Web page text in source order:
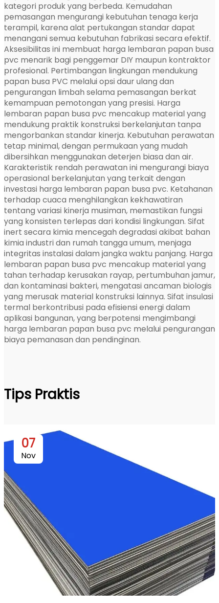
kategori produk yang berbeda. Kemudahan
pemasangan mengurangi kebutuhan tenaga kerja
terampil, karena alat pertukangan standar dapat
menangani semua kebutuhan fabrikasi secara efektif.
Aksesibilitas ini membuat harga lembaran papan busa
pvc menarik bagi penggemar DIY maupun kontraktor
profesional. Pertimbangan lingkungan mendukung
papan busa PVC melalui opsi daur ulang dan
pengurangan limbah selama pemasangan berkat
kemampuan pemotongan yang presisi. Harga
lembaran papan busa pvc mencakup material yang
mendukung praktik konstruksi berkelanjutan tanpa
mengorbankan standar kinerja. Kebutuhan perawatan
tetap minimal, dengan permukaan yang mudah
dibersihkan menggunakan deterjen biasa dan air.
Karakteristik rendah perawatan ini mengurangi biaya
operasional berkelanjutan yang terkait dengan
investasi harga lembaran papan busa pvc. Ketahanan
terhadap cuaca menghilangkan kekhawatiran
tentang variasi kinerja musiman, memastikan fungsi
yang konsisten terlepas dari kondisi lingkungan. Sifat
inert secara kimia mencegah degradasi akibat bahan
kimia industri dan rumah tangga umum, menjaga
integritas instalasi dalam jangka waktu panjang. Harga
lembaran papan busa pvc mencakup material yang
tahan terhadap kerusakan rayap, pertumbuhan jamur,
dan kontaminasi bakteri, mengatasi ancaman biologis
yang merusak material konstruksi lainnya. Sifat insulasi
termal berkontribusi pada efisiensi energi dalam
aplikasi bangunan, yang berpotensi mengimbangi
harga lembaran papan busa pvc melalui pengurangan
biaya pemanasan dan pendinginan.
Tips Praktis
07
Nov